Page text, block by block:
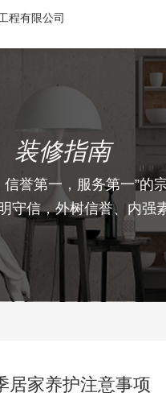
装修指南
信誉第一，服务第一”的
守信，外树信誉、内强
居家养护注意事项